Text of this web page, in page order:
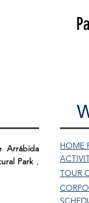
Arrábida
Park,
HOME
TOUR